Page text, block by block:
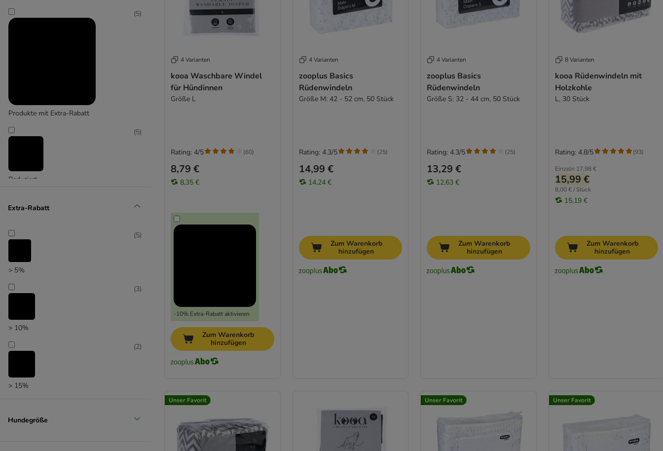
Produkte mit Extra-Rabatt
(5)
Reduziert
(5)
Unser Favorit
Extra-Rabatt
> 5%
(5)
> 10%
(3)
> 15%
(2)
Hundegröße
4 Varianten
kooa Waschbare Windel
für Hündinnen
Größe L
8,79 €
8,35 €
-10% Extra-Rabatt aktivieren
Rating: 4/5 (60)
Zum Warenkorb
hinzufügen
4 Varianten
zooplus Basics
Rüdenwindeln
Größe M: 42 - 52 cm, 50 Stück
14,99 €
14,24 €
Rating: 4.3/5 (25)
Zum Warenkorb
hinzufügen
4 Varianten
zooplus Basics
Rüdenwindeln
Größe S: 32 - 44 cm, 50 Stück
13,29 €
12,63 €
Rating: 4.3/5 (25)
Zum Warenkorb
hinzufügen
8 Varianten
kooa Rüdenwindeln mit
Holzkohle
L, 30 Stück
Einzeln 17,98 €
15,99 €
8,00 € / Stück
15,19 €
Rating: 4.8/5 (93)
Zum Warenkorb
hinzufügen
Unser Favorit Unser Favorit Unser Favorit